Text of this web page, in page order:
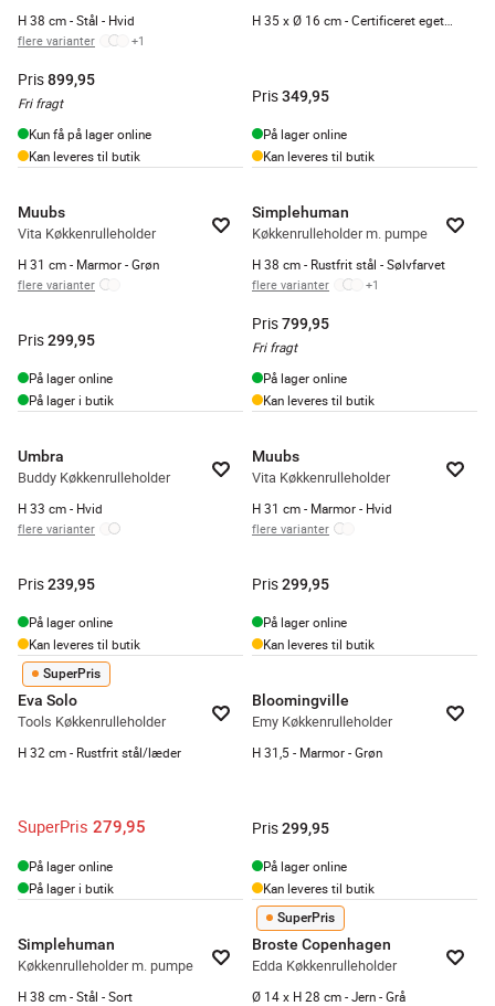
H 38 cm - Stål - Hvid
flere varianter +1
Pris899,95
Fri fragt
Kun få på lager online
Kan leveres til butik
Pris349,95
På lager online
Kan leveres til butik
Muubs
Vita Køkkenrulleholder
H 31 cm - Marmor - Grøn
flere varianter
Pris299,95
På lager online
På lager i butik
Simplehuman
Køkkenrulleholder m. pumpe
H 38 cm - Rustfrit stål - Sølvfarvet
flere varianter +1
Pris799,95
Fri fragt
På lager online
Kan leveres til butik
Umbra
Buddy Køkkenrulleholder
H 33 cm - Hvid
flere varianter
Pris239,95
På lager online
Kan leveres til butik
Muubs
Vita Køkkenrulleholder
H 31 cm - Marmor - Hvid
flere varianter
Pris299,95
På lager online
Kan leveres til butik
SuperPris
Eva Solo
Tools Køkkenrulleholder
H 32 cm - Rustfrit stål/læder
SuperPris 279,95
På lager online
På lager i butik
Bloomingville
Emy Køkkenrulleholder
H 31,5 - Marmor - Grøn
Pris299,95
På lager online
Kan leveres til butik
Simplehuman
Køkkenrulleholder m. pumpe
H 38 cm - Stål - Sort
SuperPris
Broste Copenhagen
Edda Køkkenrulleholder
Ø 14 x H 28 cm - Jern - Grå